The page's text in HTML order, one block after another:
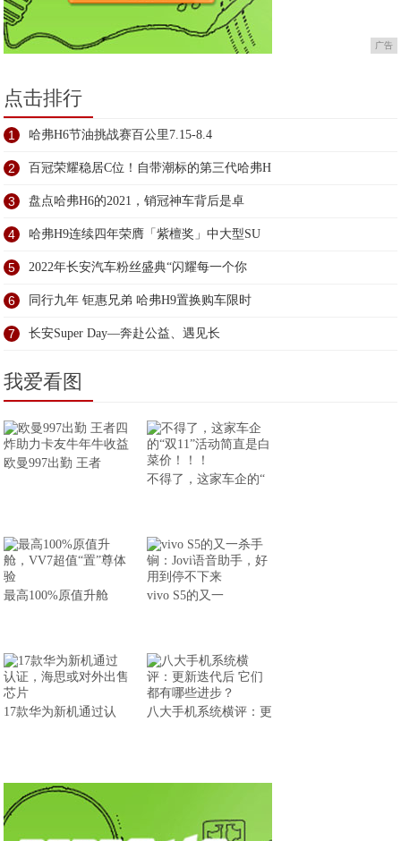
广告
点击排行
1 哈弗H6节油挑战赛百公里7.15-8.4
2 百冠荣耀稳居C位！自带潮标的第三代哈弗H
3 盘点哈弗H6的2021，销冠神车背后是卓
4 哈弗H9连续四年荣膺「紫檀奖」中大型SU
5 2022年长安汽车粉丝盛典“闪耀每一个你
6 同行九年 钜惠兄弟 哈弗H9置换购车限时
7 长安Super Day—奔赴公益、遇见长
我爱看图
欧曼997出勤 王者
不得了，这家车企的“
最高100%原值升舱 vivo S5的又一
17款华为新机通过认 八大手机系统横评：更